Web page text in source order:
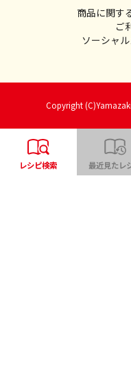
商品に関す
ご
ソーシャ
Copyright
レシピ検索 最近見たレ